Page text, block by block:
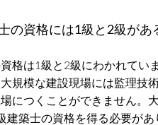
の資格には1級と2級があ
格は1級と2級にわかれてい
規模な建設現場には監理技
場につくことができません。
建築士の資格を得る必要があ